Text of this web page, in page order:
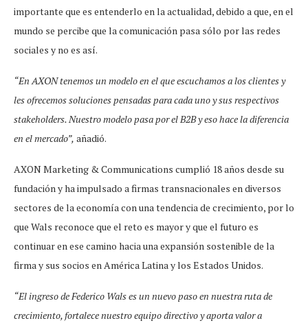
importante que es entenderlo en la actualidad, debido a que, en el
mundo se percibe que la comunicación pasa sólo por las redes
sociales y no es así.
“En AXON tenemos un modelo en el que escuchamos a los clientes y
les ofrecemos soluciones pensadas para cada uno y sus respectivos
stakeholders. Nuestro modelo pasa por el B2B y eso hace la diferencia
en el mercado”, añadió.
AXON Marketing & Communications cumplió 18 años desde su
fundación y ha impulsado a firmas transnacionales en diversos
sectores de la economía con una tendencia de crecimiento, por lo
que Wals reconoce que el reto es mayor y que el futuro es
continuar en ese camino hacia una expansión sostenible de la
firma y sus socios en América Latina y los Estados Unidos.
“El ingreso de Federico Wals es un nuevo paso en nuestra ruta de
crecimiento, fortalece nuestro equipo directivo y aporta valor a